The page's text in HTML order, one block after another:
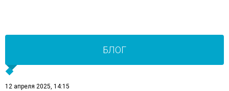
БЛОГ
12 апреля 2025, 14:15